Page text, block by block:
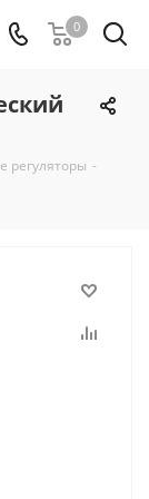
0
регуляторы -